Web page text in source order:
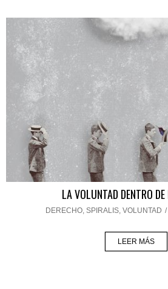
LA VOLUNTAD DENTRO
DERECHO, SPIRALIS, VOLUNTAD /
LEER MÁS